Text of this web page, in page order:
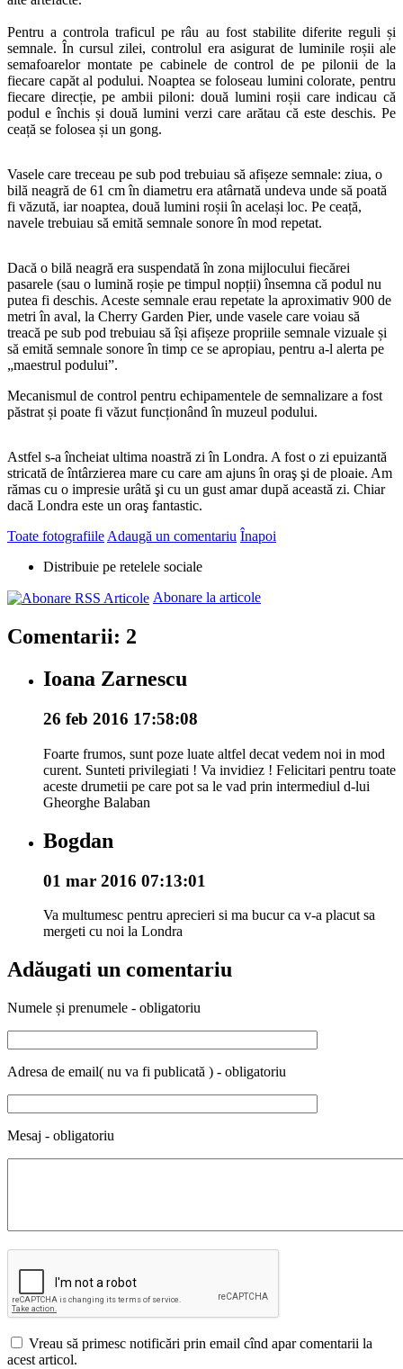
Pentru a controla traficul pe râu au fost stabilite diferite reguli și
semnale. În cursul zilei, controlul era asigurat de luminile roșii ale
semafoarelor montate pe cabinele de control de pe pilonii de la
fiecare capăt al podului. Noaptea se foloseau lumini colorate, pentru
fiecare direcție, pe ambii piloni: două lumini roșii care indicau că
podul e închis și două lumini verzi care arătau că este deschis. Pe
ceață se folosea și un gong.
Vasele care treceau pe sub pod trebuiau să afișeze semnale: ziua, o
bilă neagră de 61 cm în diametru era atârnată undeva unde să poată
fi văzută, iar noaptea, două lumini roșii în același loc. Pe ceață,
navele trebuiau să emită semnale sonore în mod repetat.
Dacă o bilă neagră era suspendată în zona mijlocului fiecărei
pasarele (sau o lumină roșie pe timpul nopții) însemna că podul nu
putea fi deschis. Aceste semnale erau repetate la aproximativ 900 de
metri în aval, la Cherry Garden Pier, unde vasele care voiau să
treacă pe sub pod trebuiau să își afișeze propriile semnale vizuale și
să emită semnale sonore în timp ce se apropiau, pentru a-l alerta pe
„maestrul podului”.
Mecanismul de control pentru echipamentele de semnalizare a fost
păstrat și poate fi văzut funcționând în muzeul podului.
Astfel s-a încheiat ultima noastră zi în Londra. A fost o zi epuizantă
stricată de întârzierea mare cu care am ajuns în oraş şi de ploaie. Am
rămas cu o impresie urâtă şi cu un gust amar după această zi. Chiar
dacă Londra este un oraş fantastic.
Toate fotografiile Adaugă un comentariu Înapoi
Distribuie pe retelele sociale
Abonare la articole
Comentarii: 2
Ioana Zarnescu
26 feb 2016 17:58:08
Foarte frumos, sunt poze luate altfel decat vedem noi in mod
curent. Sunteti privilegiati ! Va invidiez ! Felicitari pentru toate
aceste drumetii pe care pot sa le vad prin intermediul d-lui
Gheorghe Balaban
Bogdan
01 mar 2016 07:13:01
Va multumesc pentru aprecieri si ma bucur ca v-a placut sa
mergeti cu noi la Londra
Adăugati un comentariu
Numele și prenumele - obligatoriu
Adresa de email( nu va fi publicată ) - obligatoriu
Mesaj - obligatoriu
Vreau să primesc notificări prin email cînd apar comentarii la
acest articol.